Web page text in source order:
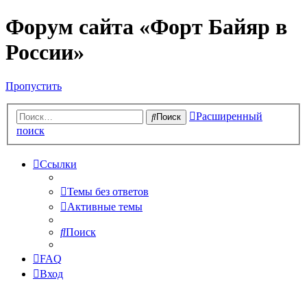
Форум сайта «Форт Байяр в
России»
Пропустить
Поиск
Расширенный
поиск
Ссылки
Темы без ответов
Активные темы
Поиск
FAQ
Вход